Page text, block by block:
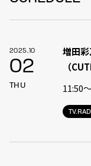
2025.10
02
THU
増田
（
11:50